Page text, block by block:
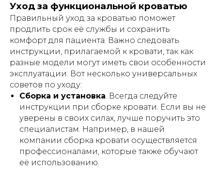
Уход за функциональной кроватью
Правильный уход за кроватью поможет
продлить срок её службы и сохранить
комфорт для пациента. Важно следовать
инструкции, прилагаемой к кровати, так как
разные модели могут иметь свои особенности
эксплуатации. Вот несколько универсальных
советов по уходу:
Сборка и установка. Всегда следуйте
инструкции при сборке кровати. Если вы не
уверены в своих силах, лучше поручить это
специалистам. Например, в нашей
компании сборка кровати осуществляется
профессионалами, которые также обучают
её использованию.
характер и не может заменить
профессиональную медицинскую
консультацию, диагностику или
лечение. Перед использованием
любых рекомендаций, упомянутых в
статье методов лечения, препаратов
или медицинских изделий,
обязательно проконсультируйтесь с
квалифицированным врачом. Помните,
что самолечение может нанести вред
вашему здоровью. Автор и издатель не
несут ответственности за возможные
негативные последствия, вызванные
использованием информации из статьи.